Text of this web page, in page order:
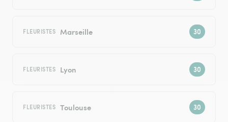
FLEURISTES Marseille
FLEURISTES Lyon
FLEURISTES Toulouse